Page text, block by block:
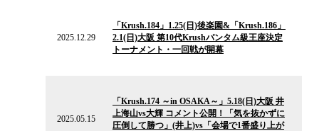
2025.12.29
「Krush.184」1.25(日)後楽園&「Krush.186」
2.1(日)大阪 第10代Krushバンタム級王座決定
トーナメント・一回戦が開幕
2025.05.15
「Krush.174 ～in OSAKA～」5.18(日)大阪 井
上海山vs大輝 コメント公開！「気を抜かずに
圧倒して勝つ」(井上)vs「会場で1番盛り上が